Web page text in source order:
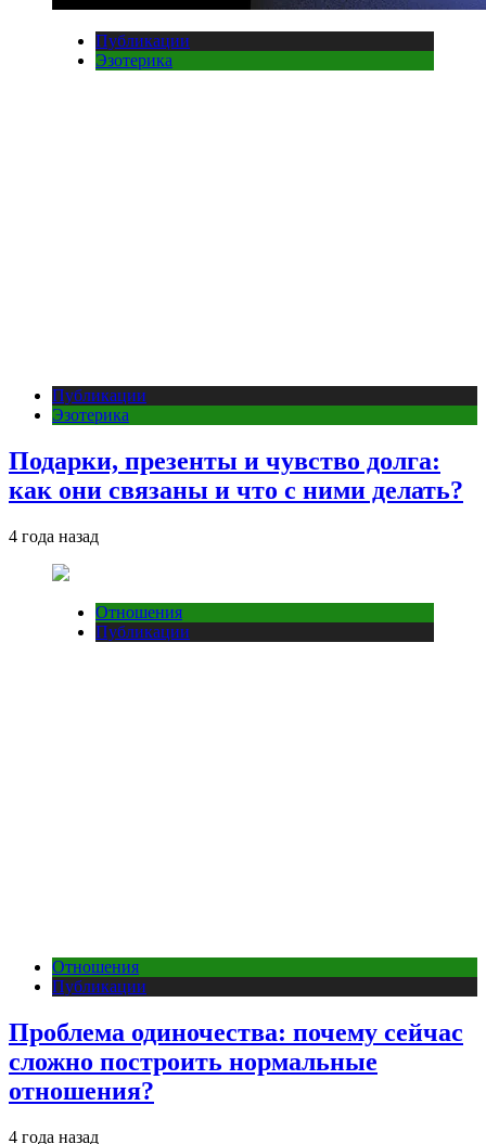
Публикации
Эзотерика
Публикации
Эзотерика
Подарки, презенты и чувство долга:
как они связаны и что с ними делать?
4 года назад
Отношения
Публикации
Отношения
Публикации
Проблема одиночества: почему сейчас
сложно построить нормальные
отношения?
4 года назад